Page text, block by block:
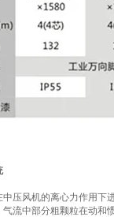
压风机的离心力作用下
流中部分粗颗粒在动和